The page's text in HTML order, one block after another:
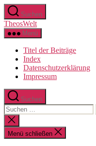
Zum
Inhalt
springen
Suchen
TheosWelt
Menü
Titel der Beiträge
Index
Datenschutzerklärung
Impressum
Suchen
Suchen
nach:
Suche
schließen
Menü schließen